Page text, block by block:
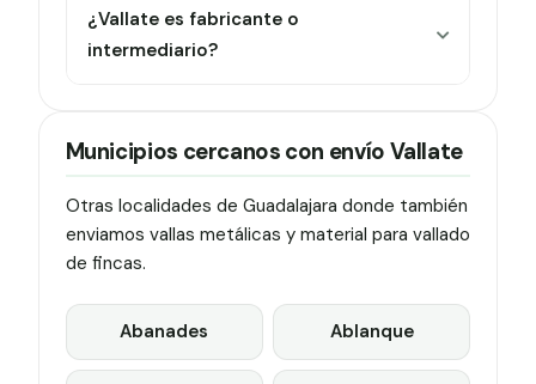
¿Vallate es fabricante o
intermediario?
Municipios cercanos con envío Vallate
Otras localidades de Guadalajara donde también
enviamos vallas metálicas y material para vallado
de fincas.
Abanades Ablanque